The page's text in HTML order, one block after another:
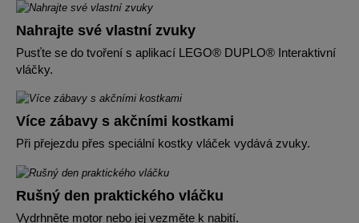
Nahrajte své vlastní zvuky
Pusťte se do tvoření s aplikací LEGO® DUPLO® Interaktivní
vláčky.
Více zábavy s akčními kostkami
Při přejezdu přes speciální kostky vláček vydává zvuky.
Rušný den praktického vláčku
Vydrhněte motor nebo jej vezměte k nabití.